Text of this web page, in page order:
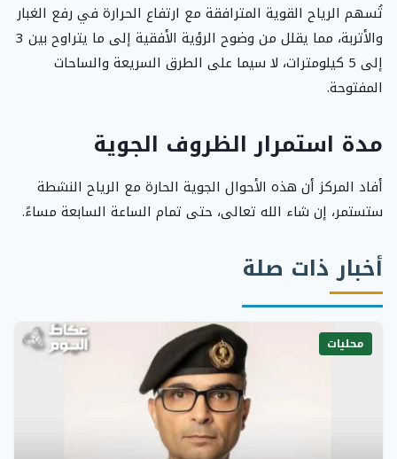
تُسهم الرياح القوية المترافقة مع ارتفاع الحرارة في رفع الغبار
والأتربة، مما يقلل من وضوح الرؤية الأفقية إلى ما يتراوح بين 3
إلى 5 كيلومترات، لا سيما على الطرق السريعة والساحات
المفتوحة.
مدة استمرار الظروف الجوية
أفاد المركز أن هذه الأحوال الجوية الحارة مع الرياح النشطة
ستستمر، إن شاء الله تعالى، حتى تمام الساعة السابعة مساءً.
أخبار ذات صلة
محليات